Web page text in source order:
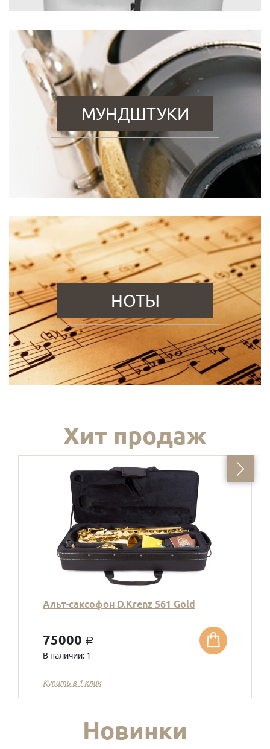
МУНДШТУКИ
НОТЫ
Хит продаж
Альт-саксофон D.Krenz 561 Gold
75000 a
В наличии: 1
Купить в 1 клик
Новинки